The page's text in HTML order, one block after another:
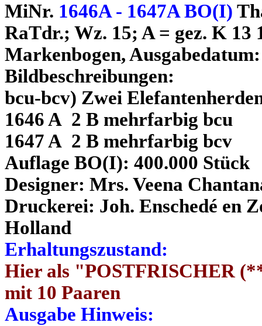
MiNr. 1646A - 1647A BO(I)
RaTdr.; Wz. 15; A = gez. K 13
Markenbogen,
Bildbeschreibungen:
bcu-bcv) Zwei
1646 A 2 B mehrfarbig bcu
1647 A 2 B mehrfarbig bcv
Auflage BO(I): 400.000 Stück
Designer: Mrs. Veena
Druckerei: Joh. Enschedé en
Holland
Erhaltungszustand:
Hier als "POSTFRISCHER
mit 10 Paaren
Ausgabe Hinweis: